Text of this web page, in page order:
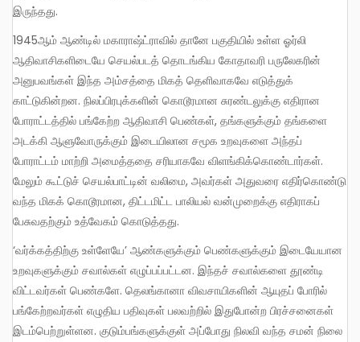
இருந்தது.
1945ஆம் ஆண்டில் மகாராஷ்ட்ராவில் தானே பகுதியில் உள்ள ஓர்லி
ஆதிவாசிகளிடையே செயல்படத் தொடங்கிய கோதாவரி பருலேகரின்
அனுபவங்கள் இந்த அம்சத்தை மிகத் தெளிவாகவே எடுத்துக்
காட்டுகின்றன. நிலப்பிரபுக்களின் கொடூரமான சுரண்டலுக்கு எதிரான
போராட்டத்தில் பங்கேற்ற ஆதிவாசி பெண்கள், தங்களுக்கும் தங்களை
அடக்கி ஆளுவோருக்கும் இடையிலான சமூக உறவுகளை அந்தப்
போராட்டம் மாற்றி அமைத்ததை சரியாகவே விளங்கிக்கொண்டார்கள்.
மேலும் கூட்டுச் செயல்பாட்டின் வலிமை, அவர்கள் அதுவரை எதிர்கொண்டு
வந்த மிகக் கொடூரமான, திட்டமிட்ட பாலியல் வன்முறைக்கு எதிராகப்
பேசுவதற்கும் உத்வேகம் கொடுத்தது.
‘வர்க்கத்திற்கு உள்ளேயே’ ஆண்களுக்கும் பெண்களுக்கும் இடையேயான
உறவுகளுக்கும் சவால்கள் எழுப்பப்பட்டன. இந்தச் சவால்களை தூண்டி
விட்டவர்கள் பெண்களே. தெலங்கானா விவசாயிகளின் ஆயுதப் போரில்
பங்கேற்றவர்கள் எழுதிய பதிவுகள் பலவற்றில் இதுபோன்ற பிரச்சனைகள்
இடம்பெற்றுள்ளன. குடும்பங்களுக்குள் அப்போது நிலவி வந்த சமன் நிலை